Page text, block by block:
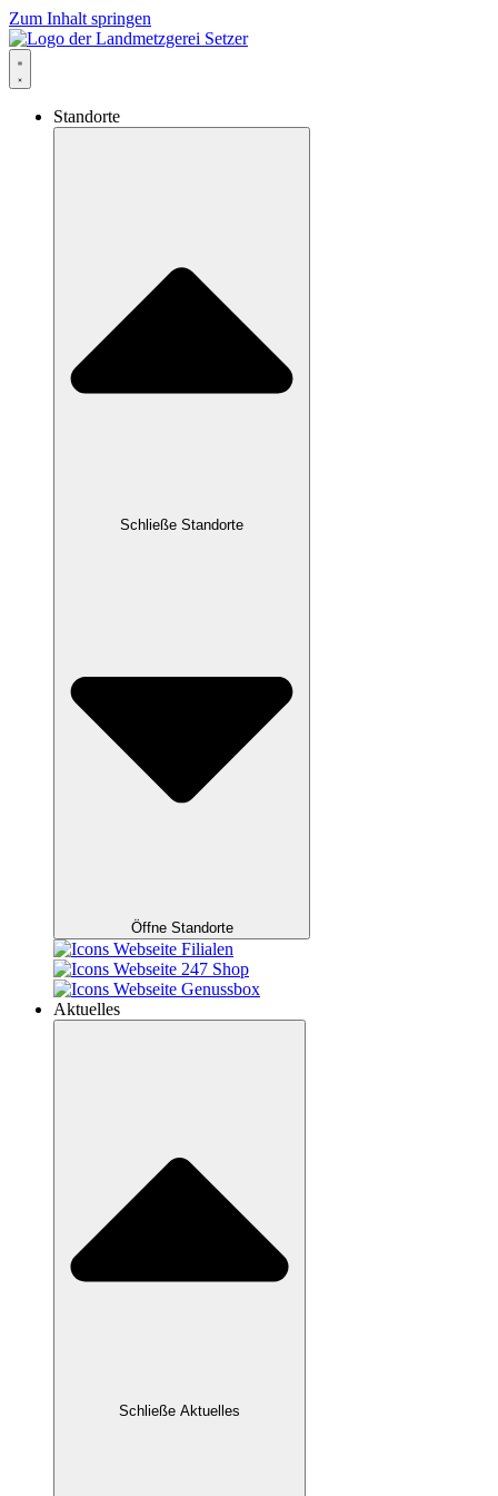
Zum Inhalt springen
Standorte
Schließe Standorte
Öffne Standorte
Aktuelles
Schließe Aktuelles